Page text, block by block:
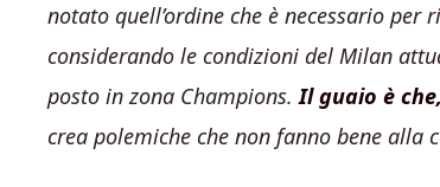
notato quell’ordine che è necessario
considerando le condizioni del Milan
posto in zona Champions.Il guaio è
crea polemiche che non fanno bene alla